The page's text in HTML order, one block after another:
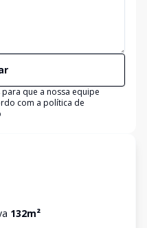
que a nossa equipe
com a política de
132m²